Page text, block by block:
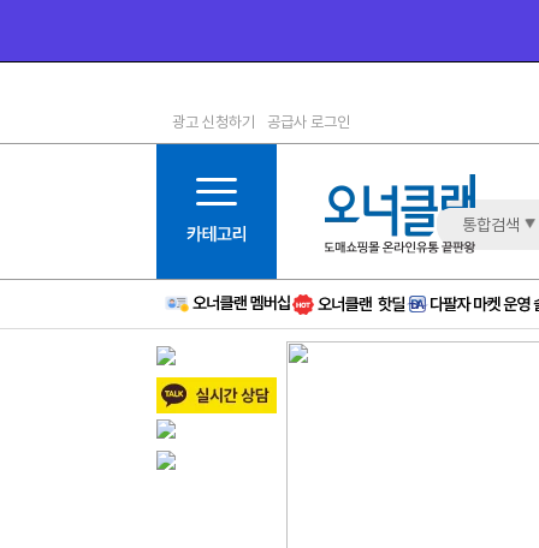
1등급
6등급
11등급
12등급
15등급
16등급
17등급
신규
주의
BAD
광고 신청하기 공급사 로그인
통합검색